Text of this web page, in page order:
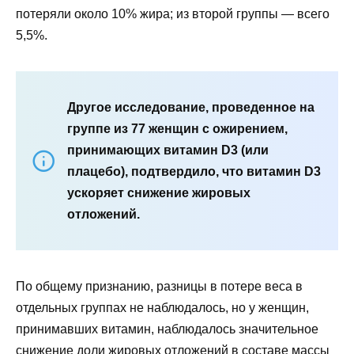
потеряли около 10% жира; из второй группы — всего
5,5%.
Другое исследование, проведенное на
группе из 77 женщин с ожирением,
принимающих витамин D3 (или
плацебо), подтвердило, что витамин D3
ускоряет снижение жировых
отложений.
По общему признанию, разницы в потере веса в
отдельных группах не наблюдалось, но у женщин,
принимавших витамин, наблюдалось значительное
снижение доли жировых отложений в составе массы